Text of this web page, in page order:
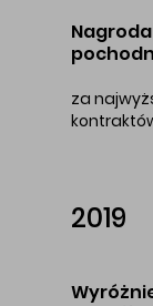
za
2019